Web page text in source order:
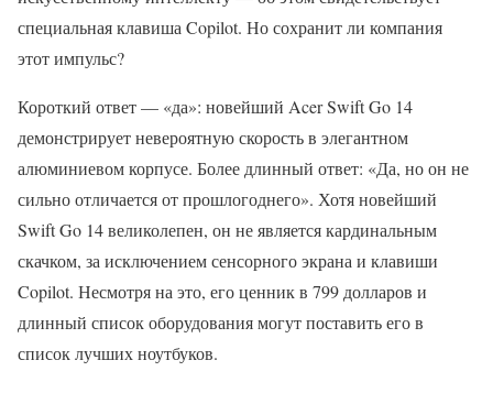
специальная клавиша Copilot. Но сохранит ли компания
этот импульс?
Короткий ответ — «да»: новейший Acer Swift Go 14
демонстрирует невероятную скорость в элегантном
алюминиевом корпусе. Более длинный ответ: «Да, но он не
сильно отличается от прошлогоднего». Хотя новейший
Swift Go 14 великолепен, он не является кардинальным
скачком, за исключением сенсорного экрана и клавиши
Copilot. Несмотря на это, его ценник в 799 долларов и
длинный список оборудования могут поставить его в
список лучших ноутбуков.